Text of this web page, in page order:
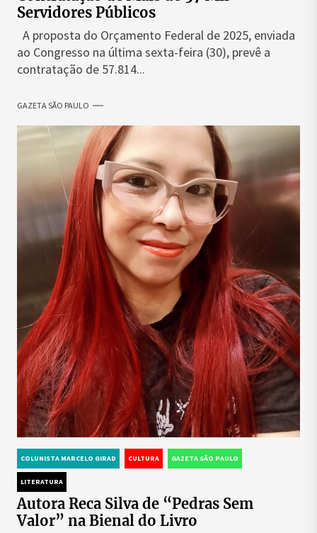
Servidores Públicos
A proposta do Orçamento Federal de 2025, enviada
ao Congresso na última sexta-feira (30), prevê a
contratação de 57.814...
GAZETA SÃO PAULO
COLUNISTA MARCELO GIRAD CULTURA GAZETA SÃO PAULO
LITERATURA
Autora Reca Silva de “Pedras Sem
Valor” na Bienal do Livro